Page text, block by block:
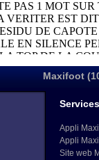
Maxifoot
Appli
Appli
Site web